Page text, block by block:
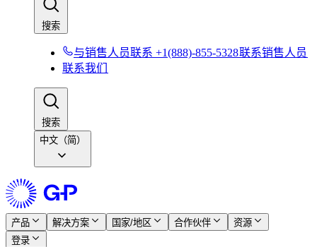
搜索​​
与销售人员联系 +1(888)-855-5328​​联系销售人员​​
联系我们​​
搜索​​
中文（简）
产品​​ 解决方案​​ 国家/地区​​ 合作伙伴​​
资源​​
登录​​